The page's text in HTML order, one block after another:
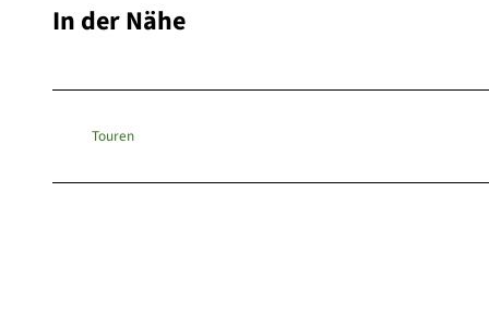
In der Nähe
Touren